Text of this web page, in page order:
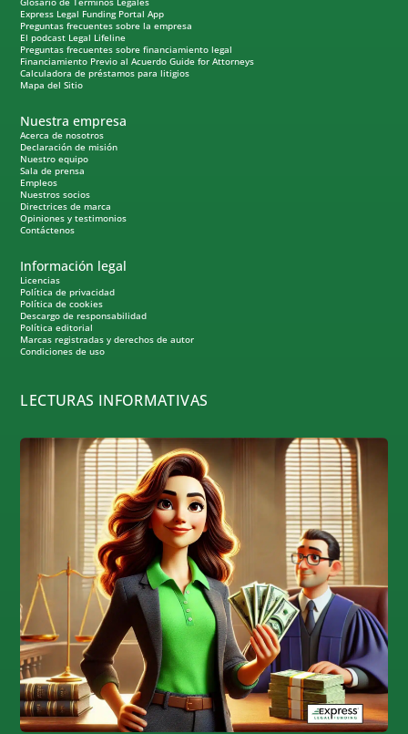
Express Legal Funding Portal App
Preguntas frecuentes sobre la empresa
El podcast Legal Lifeline
Preguntas frecuentes sobre financiamiento legal
Financiamiento Previo al Acuerdo Guide for Attorneys
Calculadora de préstamos para litigios
Mapa del Sitio
Nuestra empresa
Acerca de nosotros
Declaración de misión
Nuestro equipo
Sala de prensa
Empleos
Nuestros socios
Directrices de marca
Opiniones y testimonios
Contáctenos
Información legal
Licencias
Política de privacidad
Política de cookies
Descargo de responsabilidad
Política editorial
Marcas registradas y derechos de autor
Condiciones de uso
LECTURAS INFORMATIVAS